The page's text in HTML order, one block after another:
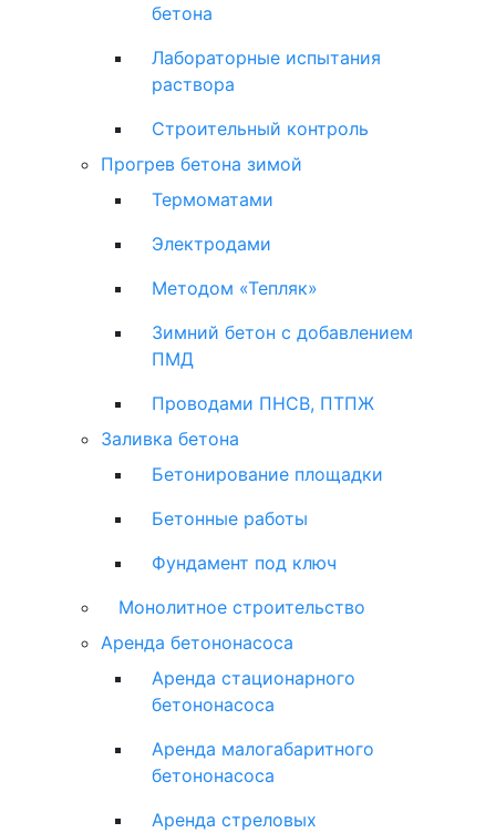
бетона
Лабораторные испытания
раствора
Строительный контроль
Прогрев бетона зимой
Термоматами
Электродами
Методом «Тепляк»
Зимний бетон с добавлением
ПМД
Проводами ПНСВ, ПТПЖ
Заливка бетона
Бетонирование площадки
Бетонные работы
Фундамент под ключ
Монолитное строительство
Аренда бетононасоса
Аренда стационарного
бетононасоса
Аренда малогабаритного
бетононасоса
Аренда стреловых